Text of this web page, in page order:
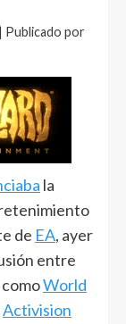
Publicado por
la
de EA, ayer
entre
World
Activision